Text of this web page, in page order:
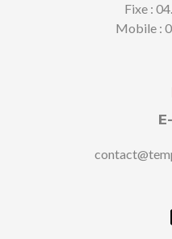
Fixe :
Mobile :